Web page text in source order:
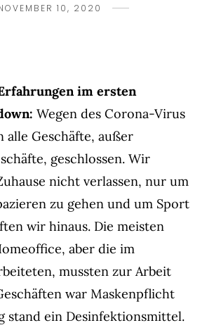
10, 2020
im ersten
Wegen des Corona-Virus
alle Geschäfte, außer
geschlossen. Wir
nicht verlassen, nur um
zu gehen und um Sport
wir hinaus. Die meisten
aber die im
mussten zur Arbeit
war Maskenpflicht
stand ein Desinfektionsmittel.